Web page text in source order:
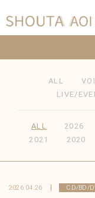
ALL
LIVE/
ALL 2026
2021
2020
2026.04.26 CD/BD/